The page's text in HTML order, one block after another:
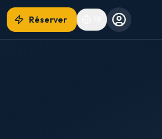
Réserver